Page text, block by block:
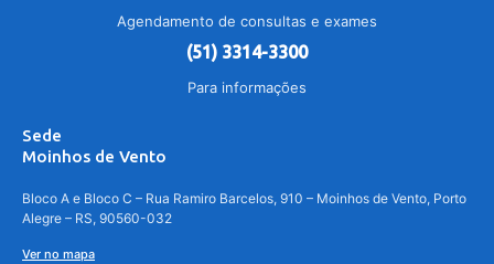
Agendamento de consultas e exames
(51) 3314-3300
Para informações
Sede
Moinhos de Vento
Bloco A e Bloco C – Rua Ramiro Barcelos, 910 – Moinhos de Vento, Porto
Alegre – RS, 90560-032
Ver no mapa